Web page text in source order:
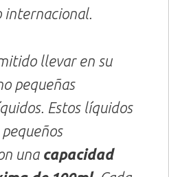
internacional.
llevar en su
pequeñas
Estos líquidos
una capacidad